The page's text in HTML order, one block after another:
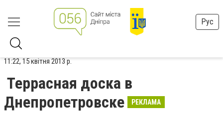
Рус
11:22, 15 квітня 2013 р.
Террасная доска в
Днепропетровске
РЕКЛАМА